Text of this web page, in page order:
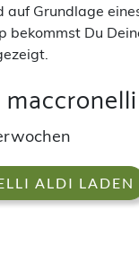
Grundlage
bekommst Du
ALDI LADEN